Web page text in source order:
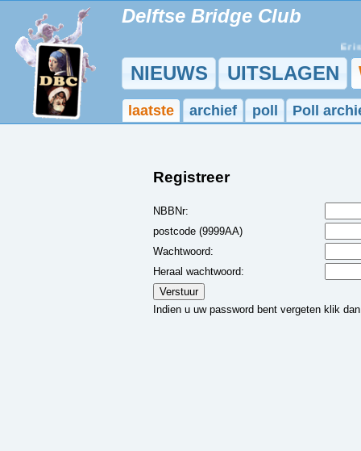
Delftse Bridge Club
Er is
NIEUWS UITSLAGEN
laatste archief poll Poll
Registreer
NBBNr:
postcode (9999AA)
Wachtwoord:
Heraal wachtwoord:
Indien u uw password bent vergeten klik